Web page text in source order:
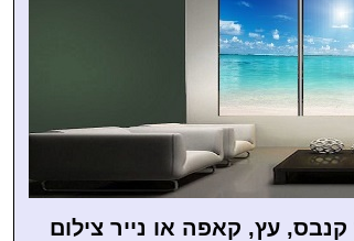
עץ, קאפה או נייר צילום